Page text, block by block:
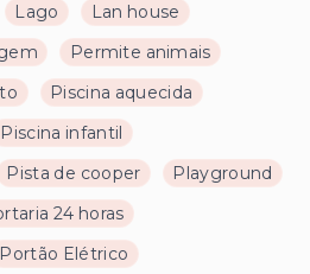
Lago
Lan house
Permite animais
Piscina aquecida
Piscina infantil
Pista de cooper
Playground
24 horas
Portão Elétrico